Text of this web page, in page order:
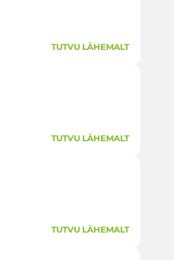
TUTVU LÄHEMALT
TUTVU LÄHEMALT
TUTVU LÄHEMALT